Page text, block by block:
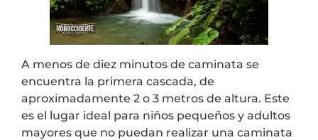
A menos de diez minutos de caminata se
encuentra la primera cascada, de
aproximadamente 2 o 3 metros de altura. Este
es el lugar ideal para niños pequeños y adultos
mayores que no puedan realizar una caminata